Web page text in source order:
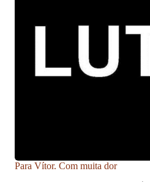
Para Vítor. Com muita dor